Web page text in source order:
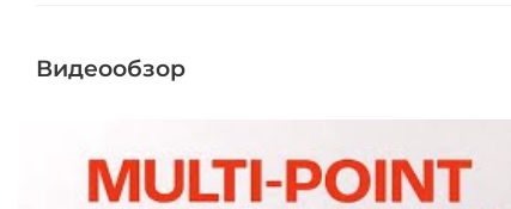
Видеообзор